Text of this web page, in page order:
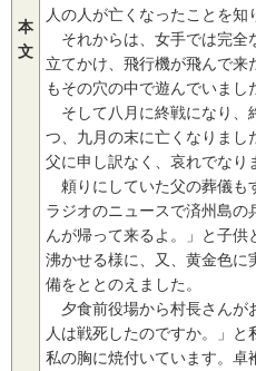
本
文
人の人が亡くなったことを知
それからは、女手では完全
立てかけ、飛行機が飛んで
もその穴の中で遊んでいまし
そして八月に終戦になり、
つ、九月の末に亡くなりまし
父に申し訳なく、哀れでなり
頼りにしていた父の葬儀も
ラジオのニュースで済州島
んが帰って来るよ。」と子
沸かせる様に、又、黄金色に
備をととのえました。
夕食前役場から村長さんが
人は戦死したのですか。」
私の胸に焼付いています。卓